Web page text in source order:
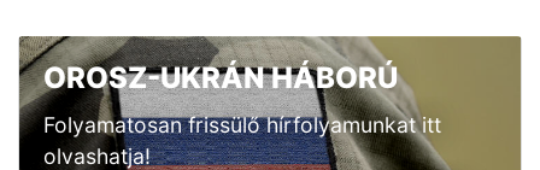
OROSZ-UKRÁN HÁBORÚ
Folyamatosan frissülő hírfolyamunkat itt
olvashatja!